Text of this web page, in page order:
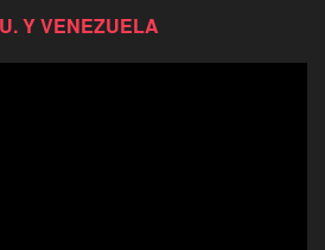
Y VENEZUELA